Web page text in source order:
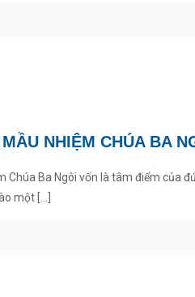
NHIỆM CHÚA BA
Chúa Ba Ngôi vốn là tâm điểm của
một